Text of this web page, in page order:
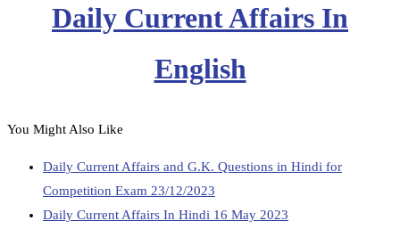
Daily Current Affairs In
English
You Might Also Like
Daily Current Affairs and G.K. Questions in Hindi for
Competition Exam 23/12/2023
Daily Current Affairs In Hindi 16 May 2023